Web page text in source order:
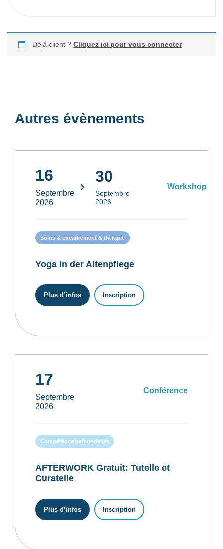
Déjà client ?Cliquez ici pour vous connecter
Autres évènements
16
Septembre
2026
30
Septembre
2026
Workshop
Soins & encadrement & thérapie
Yoga in der Altenpflege
Plus d’infos Inscription
17
Septembre
2026
Conférence
Compétence personnelles
AFTERWORK Gratuit: Tutelle et
Curatelle
Plus d’infos Inscription